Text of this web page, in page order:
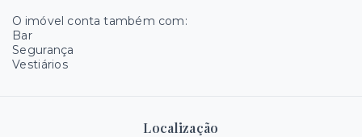
O imóvel conta também com:
Bar
Segurança
Vestiários
Localização